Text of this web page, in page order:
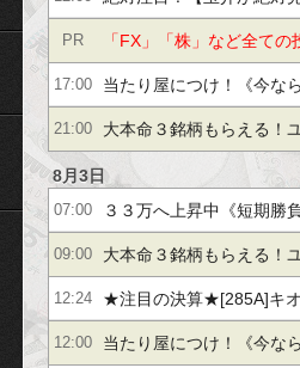
ラ
ン
キ
ン
グ］-
株
FX
競
野電気【２桁上昇】サン
ＪＳＨ【＋４１％】
PR 「FX」「株」など全て
方のみ必見！投資の失敗
ましょう！
17:00 当たり屋につけ！《今な
レポートがもらえる》古
５％】イワキ【２．１倍
21:00 大本命３銘柄もらえる！
３％】三井松島【＋７６
【２．２倍】他
8月3日
07:00 ３３万へ上昇中《短期勝
名村造船所、サンリオ【
UFJ【＋６３％】他
09:00 大本命３銘柄もらえる！
３％】三井松島【＋７６
【２．２倍】他
12:24 ★注目の決算★[285A]キ
サイエレ[6508]明電舎
12:00 当たり屋につけ！《今な